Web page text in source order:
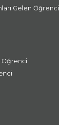
Gelen Öğrenci
Öğrenci